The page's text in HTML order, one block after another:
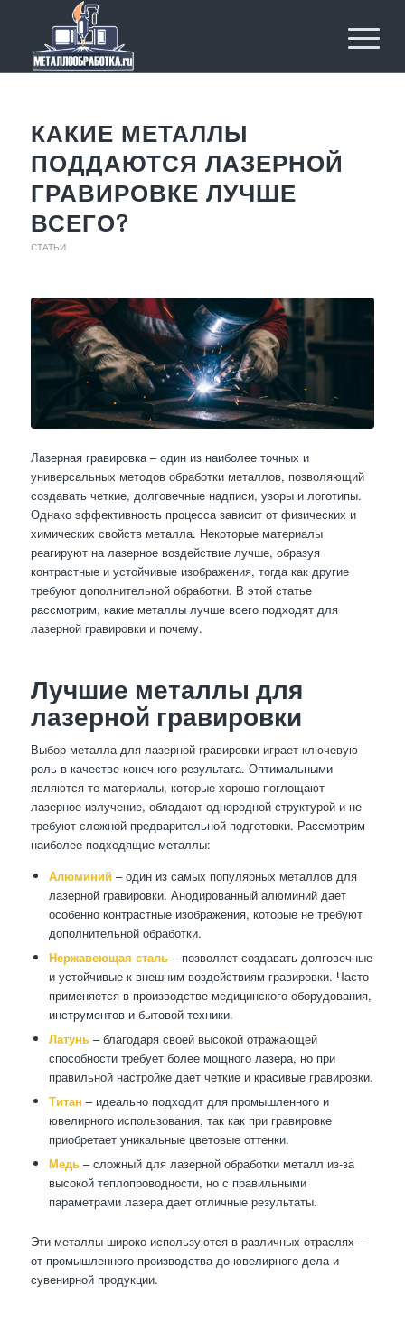
КАКИЕ МЕТАЛЛЫ
ПОДДАЮТСЯ ЛАЗЕРНОЙ
ГРАВИРОВКЕ ЛУЧШЕ
ВСЕГО?
СТАТЬИ
Лазерная гравировка – один из наиболее точных и
универсальных методов обработки металлов, позволяющий
создавать четкие, долговечные надписи, узоры и логотипы.
Однако эффективность процесса зависит от физических и
химических свойств металла. Некоторые материалы
реагируют на лазерное воздействие лучше, образуя
контрастные и устойчивые изображения, тогда как другие
требуют дополнительной обработки. В этой статье
рассмотрим, какие металлы лучше всего подходят для
лазерной гравировки и почему.
Лучшие металлы для
лазерной гравировки
Выбор металла для лазерной гравировки играет ключевую
роль в качестве конечного результата. Оптимальными
являются те материалы, которые хорошо поглощают
лазерное излучение, обладают однородной структурой и не
требуют сложной предварительной подготовки. Рассмотрим
наиболее подходящие металлы:
Алюминий – один из самых популярных металлов для
лазерной гравировки. Анодированный алюминий дает
особенно контрастные изображения, которые не требуют
дополнительной обработки.
Нержавеющая сталь– позволяет создавать долговечные
и устойчивые к внешним воздействиям гравировки. Часто
применяется в производстве медицинского оборудования,
инструментов и бытовой техники.
Латунь– благодаря своей высокой отражающей
способности требует более мощного лазера, но при
правильной настройке дает четкие и красивые гравировки.
Титан – идеально подходит для промышленного и
ювелирного использования, так как при гравировке
приобретает уникальные цветовые оттенки.
Медь– сложный для лазерной обработки металл из-за
высокой теплопроводности, но с правильными
параметрами лазера дает отличные результаты.
Эти металлы широко используются в различных отраслях –
от промышленного производства до ювелирного дела и
сувенирной продукции.